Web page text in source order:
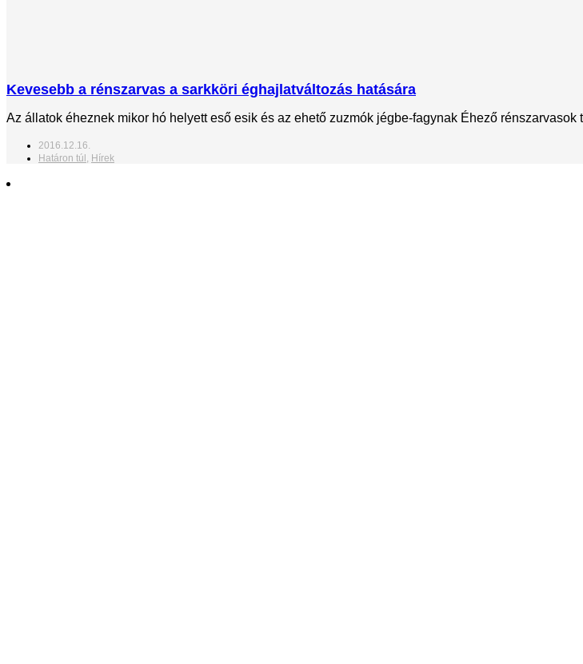
Kevesebb a rénszarvas a sarkköri éghajlatváltozás hatására
Az állatok éheznek mikor hó helyett eső esik és az ehető zuzmók jégbe-fagynak Éhező
2016.12.16.
Határon túl Hírek